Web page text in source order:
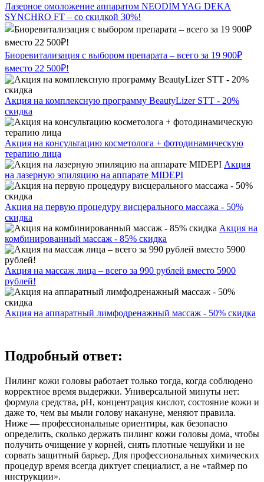
Лазерное омоложение аппаратом NEODIM YAG DEKA
SYNCHRO FT – со скидкой 30%!
Биоревитализация с выбором препарата – всего за 19 900₽
вместо 22 500₽!
Акция на комплексную программу BeautyLizer STT - 20%
скидка
Акция на консультацию косметолога + фотодинамическую
терапию лица
Акция
на лазерную эпиляцию на аппарате MIDEPI
Акция на первую процедуру висцерального массажа - 50%
скидка
Акция на
комбинированный массаж - 85% скидка
Акция на массаж лица – всего за 990 рублей вместо 5900
рублей!
Акция на аппаратный лимфодренажный массаж - 50% скидка
Подробный ответ:
Пилинг кожи головы работает только тогда, когда соблюдено
корректное время выдержки. Универсальной минуты нет:
формула средства, pH, концентрация кислот, состояние кожи и
даже то, чем вы мыли голову накануне, меняют правила.
Ниже — профессиональные ориентиры, как безопасно
определить, сколько держать пилинг кожи головы дома, чтобы
получить очищение у корней, снять плотные чешуйки и не
сорвать защитный барьер. Для профессиональных химических
процедур время всегда диктует специалист, а не «таймер по
инструкции».